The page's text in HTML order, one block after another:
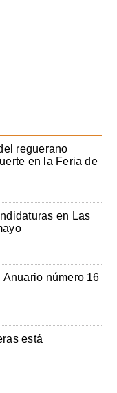
reguerano
en la Feria de
en Las
número 16
está